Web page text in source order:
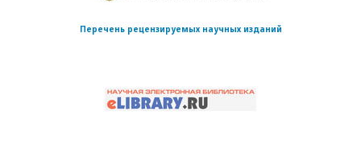
Перечень рецензируемых научных изданий